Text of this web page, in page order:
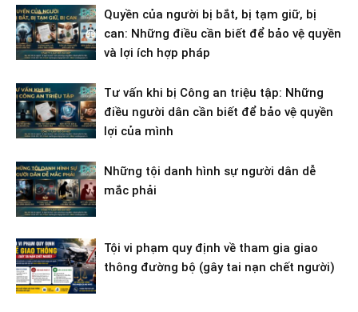
Quyền của người bị bắt, bị tạm giữ, bị
can: Những điều cần biết để bảo vệ quyền
và lợi ích hợp pháp
Tư vấn khi bị Công an triệu tập: Những
điều người dân cần biết để bảo vệ quyền
lợi của mình
Những tội danh hình sự người dân dễ
mắc phải
Tội vi phạm quy định về tham gia giao
thông đường bộ (gây tai nạn chết người)